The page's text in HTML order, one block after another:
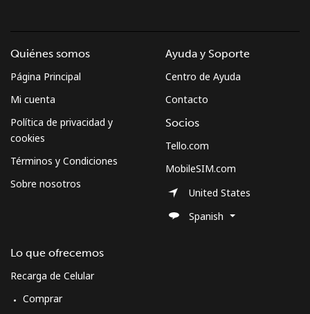
Quiénes somos
Página Principal
Mi cuenta
Política de privacidad y
cookies
Términos y Condiciones
Sobre nosotros
Lo que ofrecemos
Recarga de Celular
Comprar
Ayuda y Soporte
Centro de Ayuda
Contacto
Socios
Tello.com
MobileSIM.com
United States
Spanish